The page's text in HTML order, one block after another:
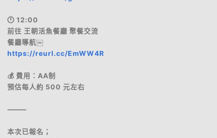
🕛 12:00
前往 王朝活魚餐廳 聚餐交流
餐廳導航￼
https://reurl.cc/EmWW4R
💰 費用：AA制
預估每人約 500 元左右
⸻
本次已報名；